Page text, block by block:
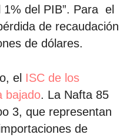
del PIB”. Para el
de recaudación
de dólares.
el ISC de los
bajado. La Nafta 85
3, que representan
de